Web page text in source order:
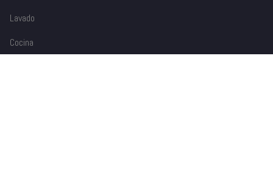
Lavado
Cocina